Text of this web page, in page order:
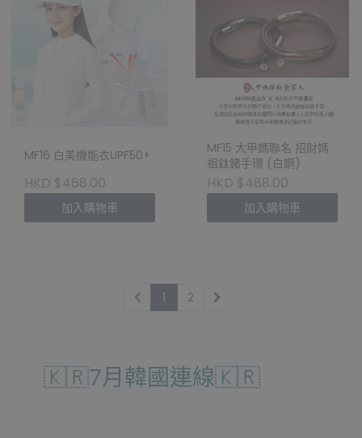
MF16 白美機能衣UPF50+
HKD $468.00
加入購物車
MF15 大甲媽聯名 招財媽
祖鈦鍺手環 (白鋼)
HKD $488.00
加入購物車
1 2
🇰🇷7月韓國連線🇰🇷